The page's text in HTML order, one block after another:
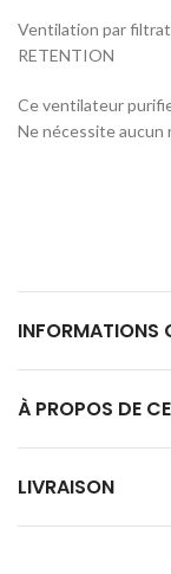
Ventilation par
RETENTION
Ce ventilateur purifie
Ne nécessite aucun
INFORMATIONS
À PROPOS DE
LIVRAISON